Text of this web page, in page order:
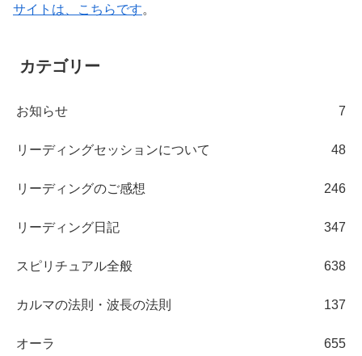
サイトは、こちらです。
カテゴリー
お知らせ 7
リーディングセッションについて 48
リーディングのご感想 246
リーディング日記 347
スピリチュアル全般 638
カルマの法則・波長の法則 137
オーラ 655